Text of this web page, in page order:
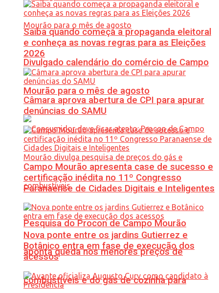
Divulgado calendário do comércio de Campo
Mourão para o mês de agosto
Pesquisa do Procon de Campo Mourão
aponta queda nos menores preços de
combustíveis e do gás de cozinha para
Saiba quando começa a propaganda eleitoral
e conheça as novas regras para as Eleições
2026
Câmara aprova abertura de CPI para apurar
denúncias do SAMU
Campo Mourão apresenta case de sucesso e
certificação inédita no 11º Congresso
Paranaense de Cidades Digitais e Inteligentes
Nova ponte entre os jardins Gutierrez e
Botânico entra em fase de execução dos
acessos